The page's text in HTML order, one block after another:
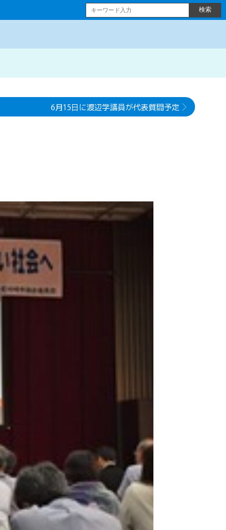
6月15日に渡辺学議員が代表質問予定